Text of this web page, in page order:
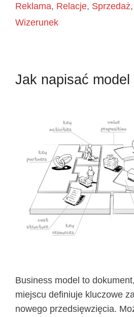
Reklama, Relacje, Sprzedaż,
Wizerunek
Jak napisać
Business model to
miejscu definiuje kluczowe
nowego przedsięwzięcia.